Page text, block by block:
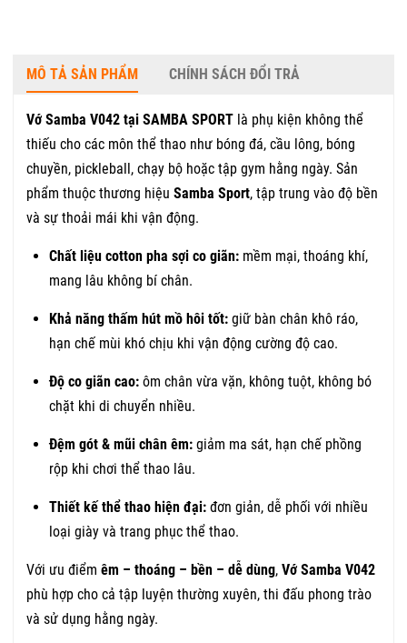
MÔ TẢ SẢN PHẨM CHÍNH SÁCH ĐỔI TRẢ
Vớ Samba V042 tại SAMBA SPORT là phụ kiện không thể
thiếu cho các môn thể thao như bóng đá, cầu lông, bóng
chuyền, pickleball, chạy bộ hoặc tập gym hằng ngày. Sản
phẩm thuộc thương hiệu Samba Sport, tập trung vào độ bền
và sự thoải mái khi vận động.
Chất liệu cotton pha sợi co giãn: mềm mại, thoáng khí,
mang lâu không bí chân.
Khả năng thấm hút mồ hôi tốt: giữ bàn chân khô ráo,
hạn chế mùi khó chịu khi vận động cường độ cao.
Độ co giãn cao: ôm chân vừa vặn, không tuột, không bó
chặt khi di chuyển nhiều.
Đệm gót & mũi chân êm: giảm ma sát, hạn chế phồng
rộp khi chơi thể thao lâu.
Thiết kế thể thao hiện đại: đơn giản, dễ phối với nhiều
loại giày và trang phục thể thao.
Với ưu điểm êm – thoáng – bền – dễ dùng, Vớ Samba V042
phù hợp cho cả tập luyện thường xuyên, thi đấu phong trào
và sử dụng hằng ngày.